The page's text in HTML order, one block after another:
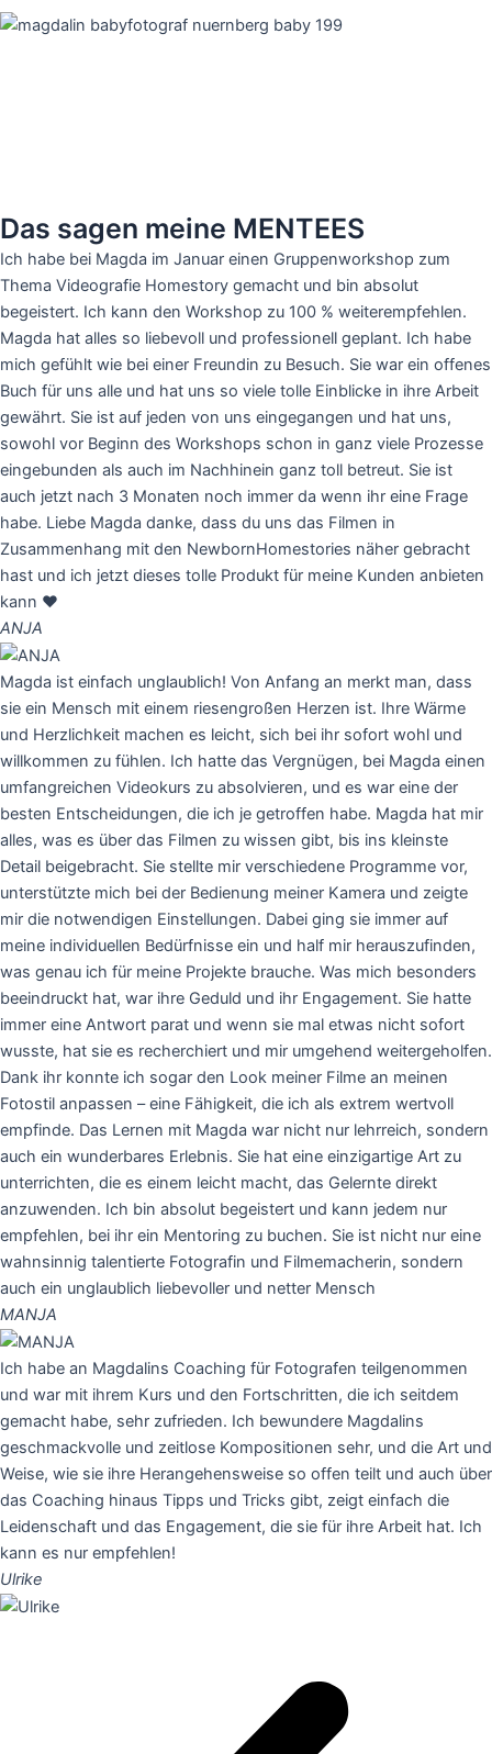
Das sagen meine MENTEES
Ich habe bei Magda im Januar einen Gruppenworkshop zum
Thema Videografie Homestory gemacht und bin absolut
begeistert. Ich kann den Workshop zu 100 % weiterempfehlen.
Magda hat alles so liebevoll und professionell geplant. Ich habe
mich gefühlt wie bei einer Freundin zu Besuch. Sie war ein offenes
Buch für uns alle und hat uns so viele tolle Einblicke in ihre Arbeit
gewährt. Sie ist auf jeden von uns eingegangen und hat uns,
sowohl vor Beginn des Workshops schon in ganz viele Prozesse
eingebunden als auch im Nachhinein ganz toll betreut. Sie ist
auch jetzt nach 3 Monaten noch immer da wenn ihr eine Frage
habe. Liebe Magda danke, dass du uns das Filmen in
Zusammenhang mit den NewbornHomestories näher gebracht
hast und ich jetzt dieses tolle Produkt für meine Kunden anbieten
kann ♥️
ANJA
Magda ist einfach unglaublich! Von Anfang an merkt man, dass
sie ein Mensch mit einem riesengroßen Herzen ist. Ihre Wärme
und Herzlichkeit machen es leicht, sich bei ihr sofort wohl und
willkommen zu fühlen. Ich hatte das Vergnügen, bei Magda einen
umfangreichen Videokurs zu absolvieren, und es war eine der
besten Entscheidungen, die ich je getroffen habe. Magda hat mir
alles, was es über das Filmen zu wissen gibt, bis ins kleinste
Detail beigebracht. Sie stellte mir verschiedene Programme vor,
unterstützte mich bei der Bedienung meiner Kamera und zeigte
mir die notwendigen Einstellungen. Dabei ging sie immer auf
meine individuellen Bedürfnisse ein und half mir herauszufinden,
was genau ich für meine Projekte brauche. Was mich besonders
beeindruckt hat, war ihre Geduld und ihr Engagement. Sie hatte
immer eine Antwort parat und wenn sie mal etwas nicht sofort
wusste, hat sie es recherchiert und mir umgehend weitergeholfen.
Dank ihr konnte ich sogar den Look meiner Filme an meinen
Fotostil anpassen – eine Fähigkeit, die ich als extrem wertvoll
empfinde. Das Lernen mit Magda war nicht nur lehrreich, sondern
auch ein wunderbares Erlebnis. Sie hat eine einzigartige Art zu
unterrichten, die es einem leicht macht, das Gelernte direkt
anzuwenden. Ich bin absolut begeistert und kann jedem nur
empfehlen, bei ihr ein Mentoring zu buchen. Sie ist nicht nur eine
wahnsinnig talentierte Fotografin und Filmemacherin, sondern
auch ein unglaublich liebevoller und netter Mensch
MANJA
Ich habe an Magdalins Coaching für Fotografen teilgenommen
und war mit ihrem Kurs und den Fortschritten, die ich seitdem
gemacht habe, sehr zufrieden. Ich bewundere Magdalins
geschmackvolle und zeitlose Kompositionen sehr, und die Art und
Weise, wie sie ihre Herangehensweise so offen teilt und auch über
das Coaching hinaus Tipps und Tricks gibt, zeigt einfach die
Leidenschaft und das Engagement, die sie für ihre Arbeit hat. Ich
kann es nur empfehlen!
Ulrike